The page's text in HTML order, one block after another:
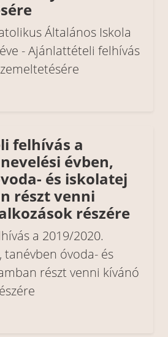
Általános Iskola
- Ajánlattételi felhívás
felhívás a
évben,
és iskolatej
részt venni
részére
a 2019/2020.
tanévben óvoda- és
részt venni kívánó